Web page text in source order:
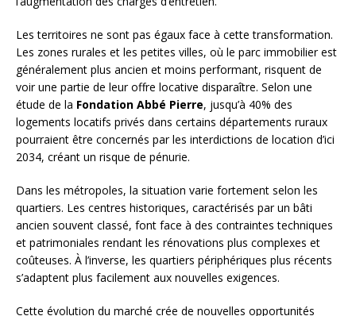
Les territoires ne sont pas égaux face à cette transformation.
Les zones rurales et les petites villes, où le parc immobilier est
généralement plus ancien et moins performant, risquent de
voir une partie de leur offre locative disparaître. Selon une
étude de la Fondation Abbé Pierre, jusqu’à 40% des
logements locatifs privés dans certains départements ruraux
pourraient être concernés par les interdictions de location d’ici
2034, créant un risque de pénurie.
Dans les métropoles, la situation varie fortement selon les
quartiers. Les centres historiques, caractérisés par un bâti
ancien souvent classé, font face à des contraintes techniques
et patrimoniales rendant les rénovations plus complexes et
coûteuses. À l’inverse, les quartiers périphériques plus récents
s’adaptent plus facilement aux nouvelles exigences.
Cette évolution du marché crée de nouvelles opportunités